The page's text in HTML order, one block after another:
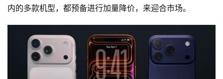
内的多款机型，都预备进行加量降价，来迎合市场。